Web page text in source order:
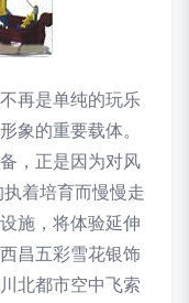
再是单纯的玩乐
象的重要载体。
，正是因为对风
着培育而慢慢走
施，将体验延伸
昌五彩雪花银饰
北都市空中飞索